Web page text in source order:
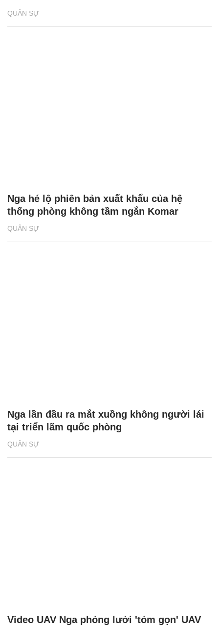
QUÂN SỰ
QUÂN SỰ
Nga hé lộ phiên bản xuất khẩu của hệ
thống phòng không tầm ngắn Komar
QUÂN SỰ
Nga lần đầu ra mắt xuồng không người lái
tại triển lãm quốc phòng
Video UAV Nga phóng lưới 'tóm gọn' UAV